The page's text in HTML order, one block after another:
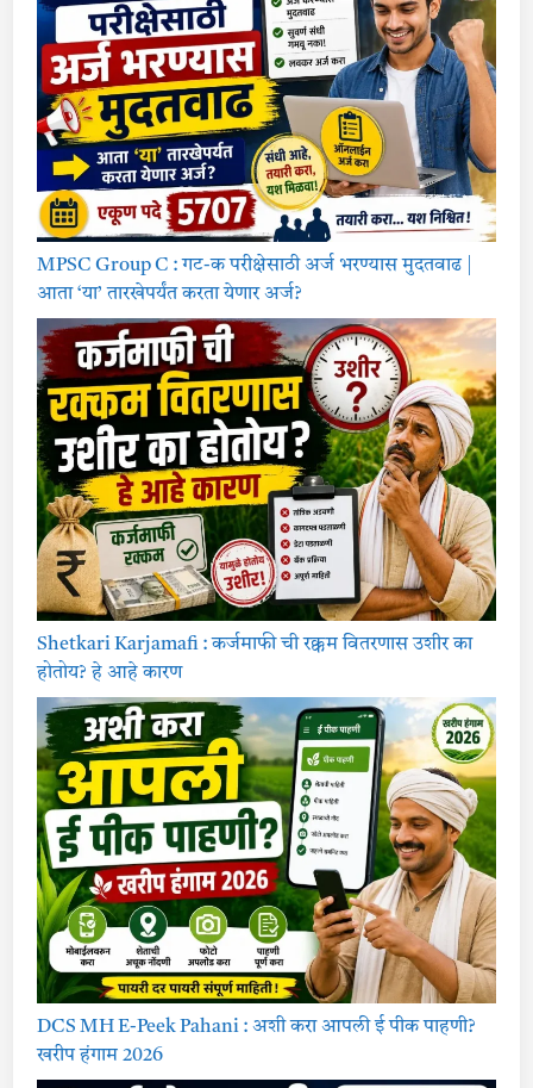
MPSC Group C : गट-क परीक्षेसाठी अर्ज भरण्यास मुदतवाढ |
आता ‘या’ तारखेपर्यंत करता येणार अर्ज?
Shetkari Karjamafi : कर्जमाफी ची रक्कम वितरणास उशीर का
होतोय? हे आहे कारण
DCS MH E-Peek Pahani : अशी करा आपली ई पीक पाहणी?
खरीप हंगाम 2026